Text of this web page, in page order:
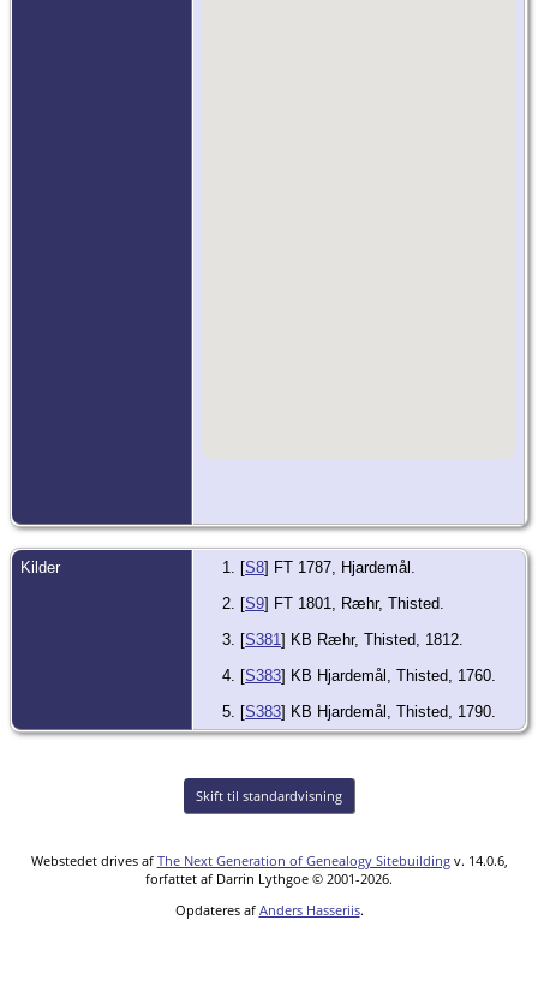
Kilder [S8] FT 1787, Hjardemål.
[S9] FT 1801, Ræhr, Thisted.
[S381] KB Ræhr, Thisted, 1812.
[S383] KB Hjardemål, Thisted, 1760.
[S383] KB Hjardemål, Thisted, 1790.
Skift til standardvisning
Webstedet drives af The Next Generation of Genealogy Sitebuildingv. 14.0.6,
forfattet af Darrin Lythgoe © 2001-2026.
Opdateres af Anders Hasseriis.